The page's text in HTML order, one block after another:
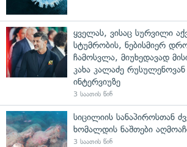
ყველას, ვისაც სურვილი
სტუმრობის, ნებისმიერ
ჩამოსვლა, მიუხედავად
კახა კალაძე
ინტერვიუზე
3 საათის წინ
სიცილიის სანაპიროსთან
ხომალდის ნაშთები
3 საათის წინ